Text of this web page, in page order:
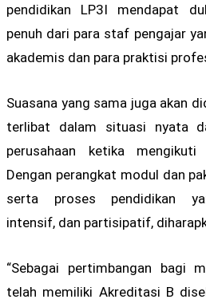
pendidikan LP3I mendapat
penuh dari para staf pengajar
akademis dan para praktisi
Suasana yang sama juga akan
terlibat dalam situasi nyata
perusahaan ketika
Dengan perangkat modul dan
serta proses pendidikan
intensif, dan partisipatif,
“Sebagai pertimbangan bagi
telah memiliki Akreditasi B